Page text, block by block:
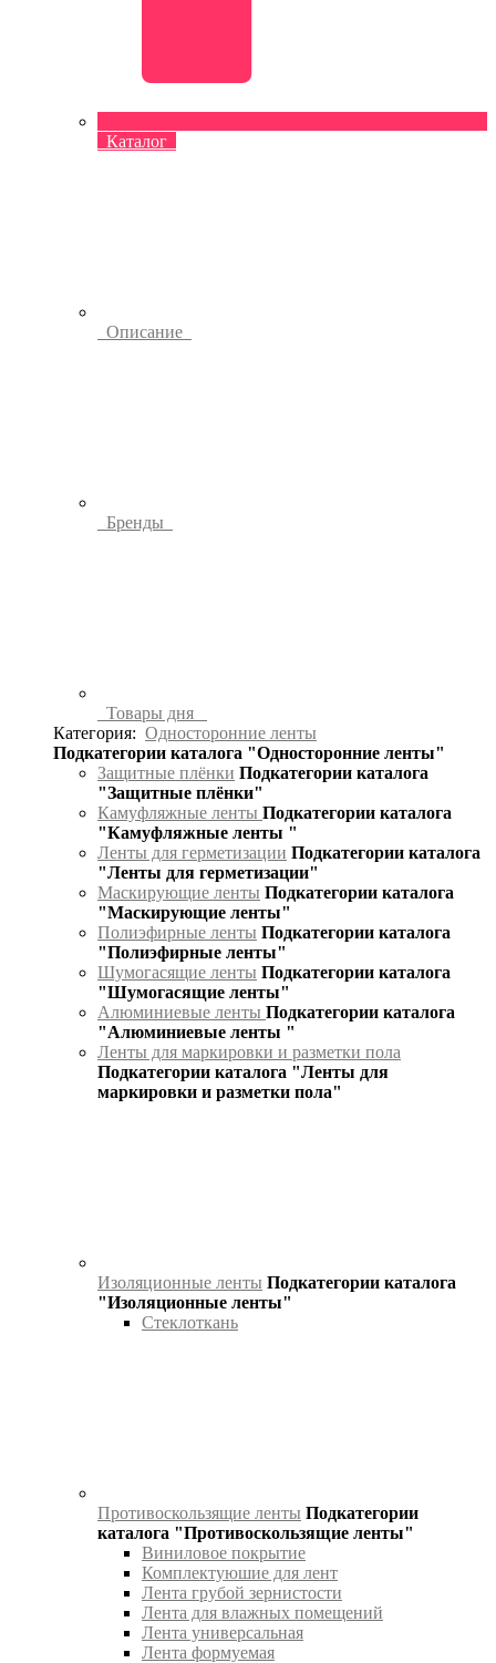
Каталог
Описание
Бренды
Товары дня
Категория: Односторонние ленты
Подкатегории каталога "Односторонние ленты"
Защитные плёнки Подкатегории каталога
"Защитные плёнки"
Камуфляжные ленты Подкатегории каталога
"Камуфляжные ленты "
Ленты для герметизации Подкатегории каталога
"Ленты для герметизации"
Маскирующие ленты Подкатегории каталога
"Маскирующие ленты"
Полиэфирные ленты Подкатегории каталога
"Полиэфирные ленты"
Шумогасящие ленты Подкатегории каталога
"Шумогасящие ленты"
Алюминиевые ленты Подкатегории каталога
"Алюминиевые ленты "
Ленты для маркировки и разметки пола
Подкатегории каталога "Ленты для
маркировки и разметки пола"
Изоляционные ленты Подкатегории каталога
"Изоляционные ленты"
Стеклоткань
Противоскользящие ленты Подкатегории
каталога "Противоскользящие ленты"
Виниловое покрытие
Комплектуюшие для лент
Лента грубой зернистости
Лента для влажных помещений
Лента универсальная
Лента формуемая